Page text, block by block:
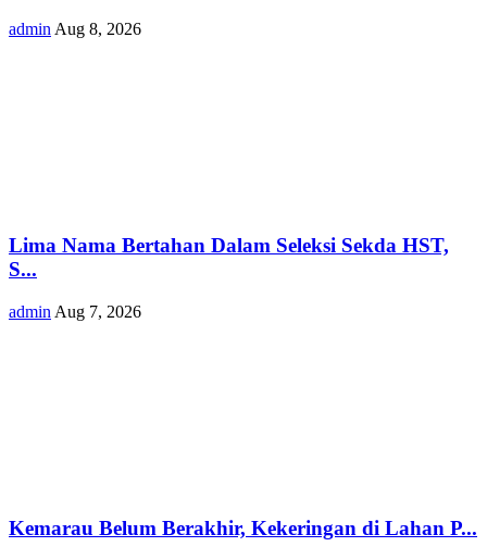
adminAug 8, 2026
Lima Nama Bertahan Dalam Seleksi Sekda HST,
S...
admin Aug 7, 2026
Kemarau Belum Berakhir, Kekeringan di Lahan P...